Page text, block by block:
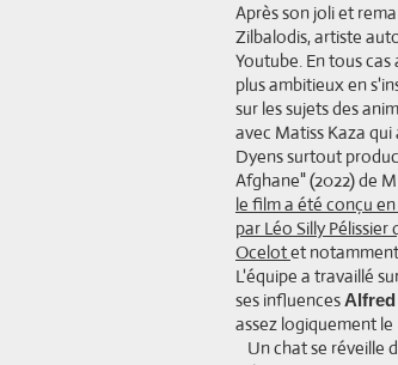
Après son joli et
Zilbalodis, artiste
Youtube. En tous
plus ambitieux en
sur les sujets des
avec Matiss Kaza
Dyens surtout
Afghane" (2022) de
le film a été conçu
par Léo Silly
Ocelotet notamment
L'équipe a travaillé
ses influences
assez logiquement
Un chat se réveille